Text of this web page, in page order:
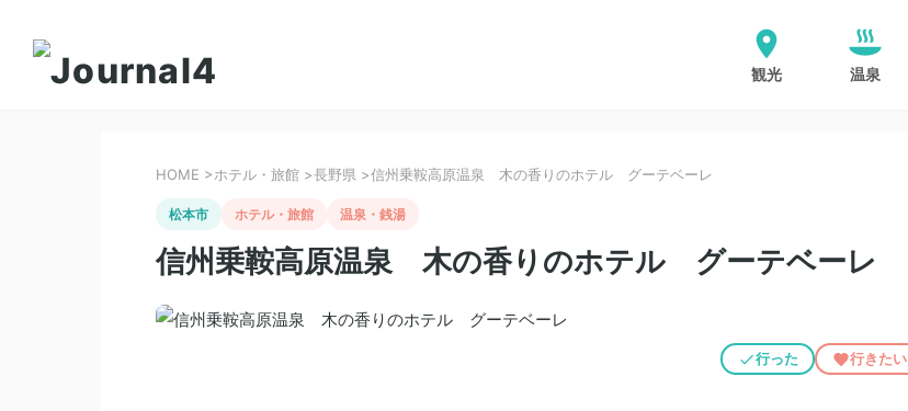
観光 温泉
HOME >ホテル・旅館 >長野県 >信州乗鞍高原温泉 木の香りのホテル グーテベーレ
松本市 ホテル・旅館 温泉・銭湯
信州乗鞍高原温泉 木の香りのホテル グーテベーレ
行った 行きたい